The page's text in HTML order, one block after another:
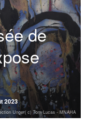
de
2023
Unger( c) Tom Lucas - MNAHA